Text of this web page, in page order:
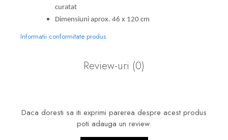
curatat
Dimensiuni aprox. 46 x 120 cm
Informatii conformitate produs
Review-uri (0)
Daca doresti sa iti exprimi parerea despre acest produs
poti adauga un review.